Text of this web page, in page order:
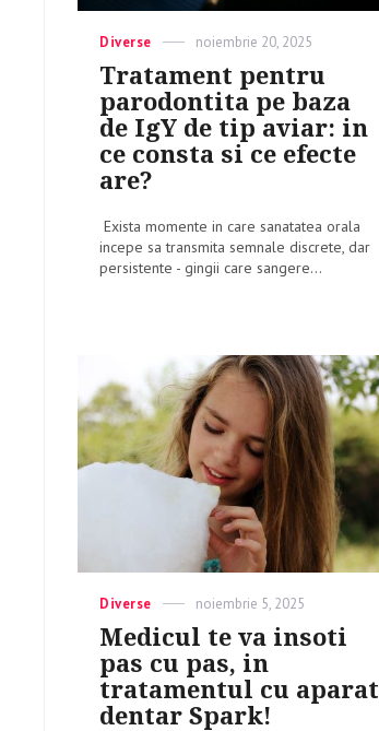
Categories
Diverse
Posted
noiembrie 20, 2025
Tratament pentru
parodontita pe baza
de IgY de tip aviar: in
ce consta si ce efecte
are?
Exista momente in care sanatatea orala
incepe sa transmita semnale discrete, dar
persistente - gingii care sangere...
Categories
Diverse
Posted
on
noiembrie 5, 2025
Medicul te va insoti
pas cu pas, in
tratamentul cu aparat
dentar Spark!